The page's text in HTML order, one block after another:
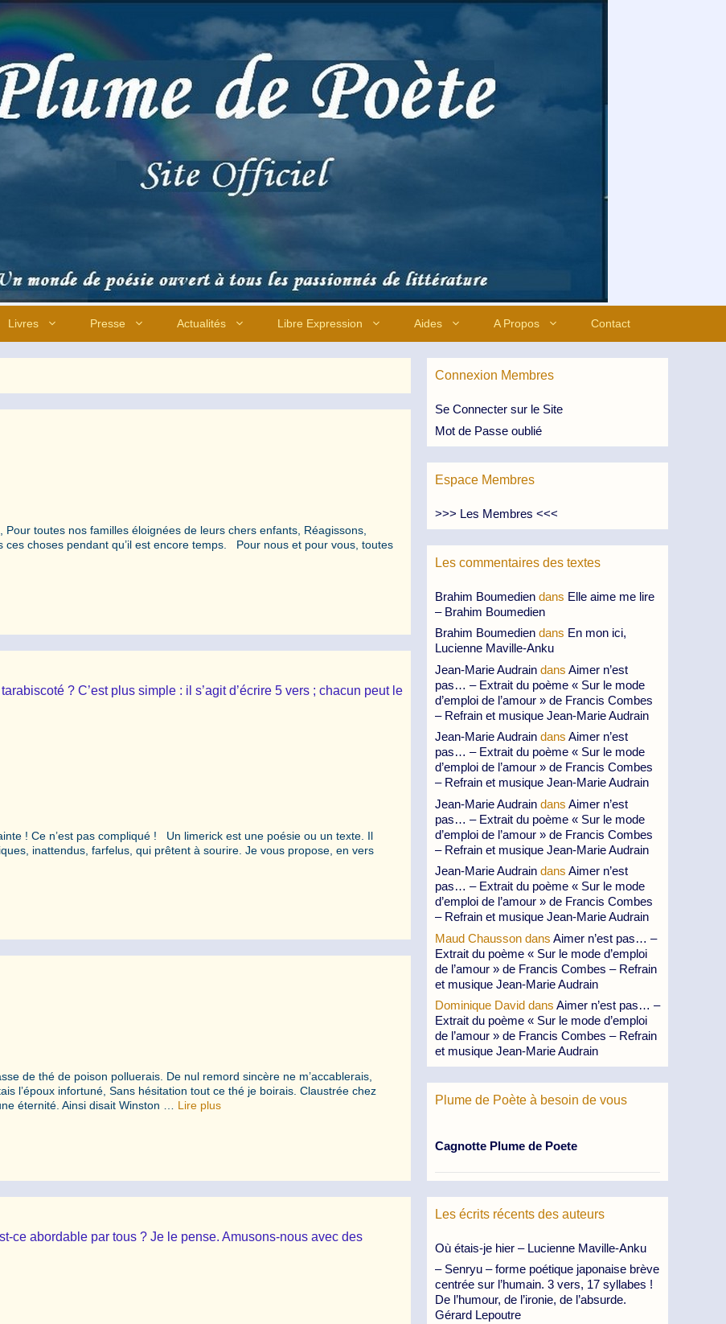
Livres Presse Actualités Libre Expression Aides A Propos Contact
toutes nos familles éloignées de leurs chers enfants, Réagissons,
choses pendant qu’il est encore temps. Pour nous et pour vous, toutes
? C’est plus simple : il s’agit d’écrire 5 vers ; chacun peut le
! Ce n’est pas compliqué ! Un limerick est une poésie ou un texte. Il
inattendus, farfelus, qui prêtent à sourire. Je vous propose, en vers
de thé de poison polluerais. De nul remord sincère ne m’accablerais,
l’époux infortuné, Sans hésitation tout ce thé je boirais. Claustrée chez
éternité. Ainsi disait Winston … Lire plus
ce abordable par tous ? Je le pense. Amusons-nous avec des
Connexion Membres
Se Connecter sur le Site
Mot de Passe oublié
Espace Membres
>>> Les Membres <<<
Les commentaires des textes
Brahim Boumedien dans Elle aime me lire
– Brahim Boumedien
Brahim Boumedien dans En mon ici,
Lucienne Maville-Anku
Jean-Marie Audrain dans Aimer n’est
pas… – Extrait du poème « Sur le mode
d’emploi de l’amour » de Francis Combes
– Refrain et musique Jean-Marie Audrain
Jean-Marie Audrain dans Aimer n’est
pas… – Extrait du poème « Sur le mode
d’emploi de l’amour » de Francis Combes
– Refrain et musique Jean-Marie Audrain
Jean-Marie Audrain dans Aimer n’est
pas… – Extrait du poème « Sur le mode
d’emploi de l’amour » de Francis Combes
– Refrain et musique Jean-Marie Audrain
Jean-Marie Audrain dans Aimer n’est
pas… – Extrait du poème « Sur le mode
d’emploi de l’amour » de Francis Combes
– Refrain et musique Jean-Marie Audrain
Maud Chausson dans Aimer n’est pas… –
Extrait du poème « Sur le mode d’emploi
de l’amour » de Francis Combes – Refrain
et musique Jean-Marie Audrain
Dominique David dans Aimer n’est pas… –
Extrait du poème « Sur le mode d’emploi
de l’amour » de Francis Combes – Refrain
et musique Jean-Marie Audrain
Plume de Poète à besoin de vous
Cagnotte Plume de Poete
Les écrits récents des auteurs
Où étais-je hier – Lucienne Maville-Anku
– Senryu – forme poétique japonaise brève
centrée sur l’humain. 3 vers, 17 syllabes !
De l’humour, de l’ironie, de l’absurde.
Gérard Lepoutre